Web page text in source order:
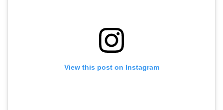
View this post on Instagram